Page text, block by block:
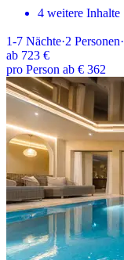
4 weitere Inhalte
1-7 Nächte·2 Personen·
ab 723 €
pro Person ab € 362